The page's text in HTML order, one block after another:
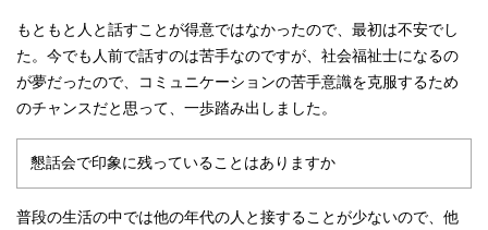
もともと人と話すことが得意ではなかったので、最初は不安でし
た。今でも人前で話すのは苦手なのですが、社会福祉士になるの
が夢だったので、コミュニケーションの苦手意識を克服するため
のチャンスだと思って、一歩踏み出しました。
懇話会で印象に残っていることはありますか
普段の生活の中では他の年代の人と接することが少ないので、他